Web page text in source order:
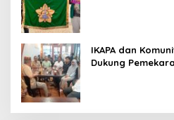
IKAPA dan
Dukung